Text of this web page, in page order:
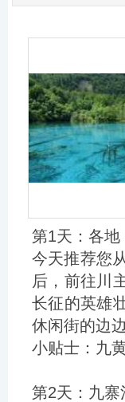
第1天：各地
今天推荐您
后，前往川
长征的英雄
休闲街的边
小贴士：九
第2天：九寨